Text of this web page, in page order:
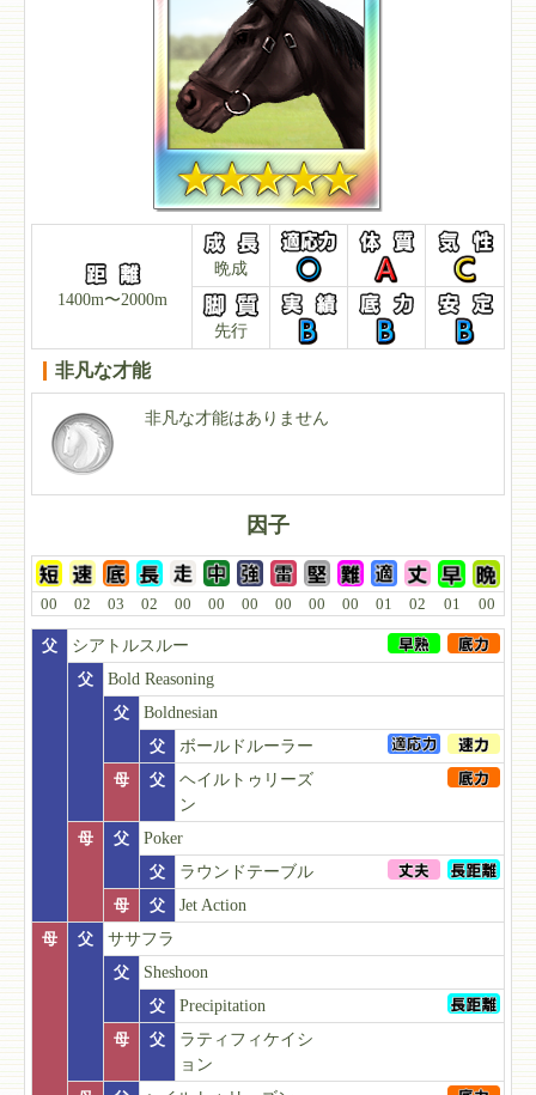
1400m〜2000m
晩成
先行
非凡な才能
非凡な才能はありません
因子
00 02 03 02 00 00 00 00 00 00 01 02 01 00
父
シアトルスルー
父
Bold Reasoning
父
Boldnesian
父
ボールドルーラー
母
父
ヘイルトゥリーズ
ン
母
父
Poker
父
ラウンドテーブル
母
父
Jet Action
母
父
ササフラ
父
Sheshoon
父
Precipitation
母
父
ラティフィケイシ
ョン